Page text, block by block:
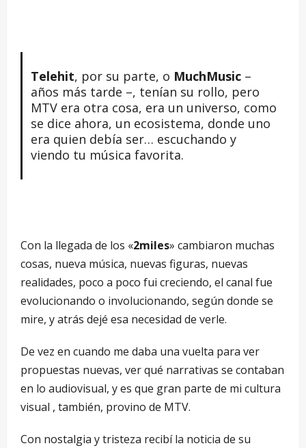
Telehit, por su parte, o MuchMusic–
años más tarde –, tenían su rollo, pero
MTV era otra cosa, era un universo, como
se dice ahora, un ecosistema, donde uno
era quien debía ser… escuchando y
viendo tu música favorita.
Con la llegada de los «2miles» cambiaron muchas
cosas, nueva música, nuevas figuras, nuevas
realidades, poco a poco fui creciendo, el canal fue
evolucionando o involucionando, según donde se
mire, y atrás dejé esa necesidad de verle.
De vez en cuando me daba una vuelta para ver
propuestas nuevas, ver qué narrativas se contaban
en lo audiovisual, y es que gran parte de mi cultura
visual , también, provino de MTV.
Con nostalgia y tristeza recibí la noticia de su